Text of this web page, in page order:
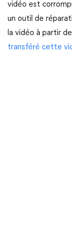
vidéo est
un outil de
la vidéo à partir
transféré cette